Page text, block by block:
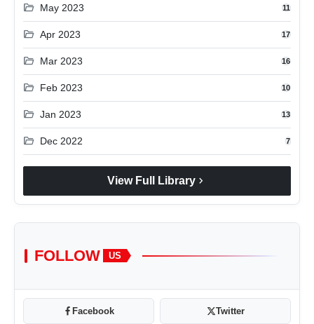
folder_open May 2023 11
folder_open Apr 2023 17
folder_open Mar 2023 16
folder_open Feb 2023 10
folder_open Jan 2023 13
folder_open Dec 2022 7
View Full Library chevron_right
FOLLOW US
Facebook Twitter